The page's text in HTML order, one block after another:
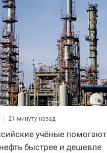
21 минуту назад
учёные помогают
быстрее и дешевле